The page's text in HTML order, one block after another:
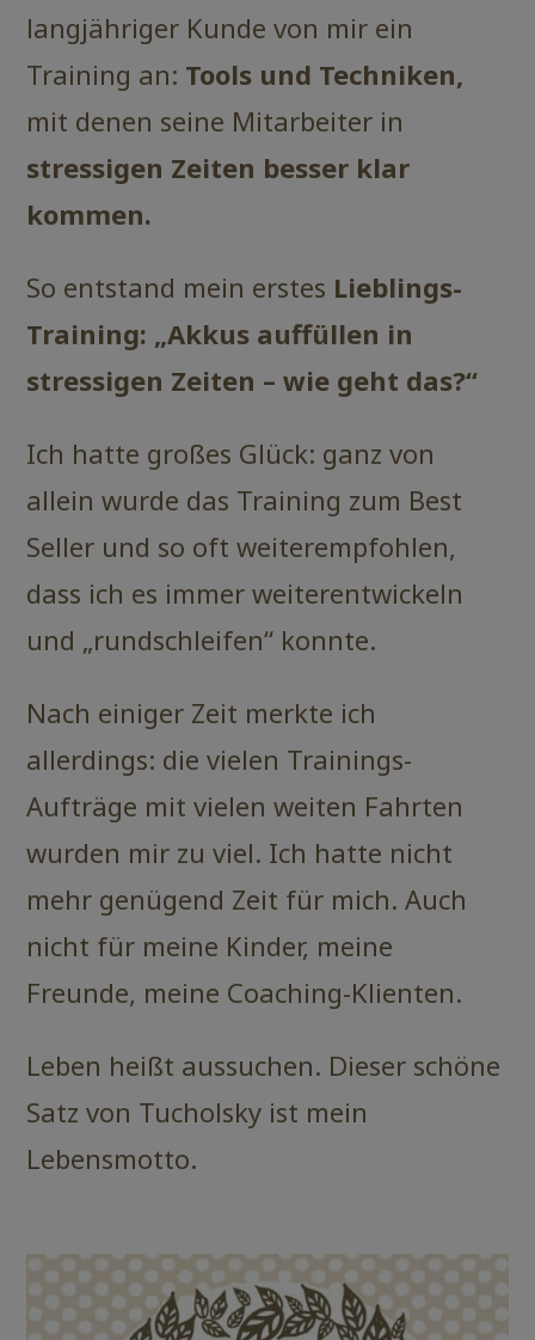
langjähriger Kunde von mir ein
Training an: Tools und Techniken,
mit denen seine Mitarbeiter in
stressigen Zeiten besser klar
kommen.
So entstand mein erstes Lieblings-
Training: „Akkus auffüllen in
stressigen Zeiten – wie geht das?“
Ich hatte großes Glück: ganz von
allein wurde das Training zum Best
Seller und so oft weiterempfohlen,
dass ich es immer weiterentwickeln
und „rundschleifen“ konnte.
Nach einiger Zeit merkte ich
allerdings: die vielen Trainings-
Aufträge mit vielen weiten Fahrten
wurden mir zu viel. Ich hatte nicht
mehr genügend Zeit für mich. Auch
nicht für meine Kinder, meine
Freunde, meine Coaching-Klienten.
Leben heißt aussuchen. Dieser schöne
Satz von Tucholsky ist mein
Lebensmotto.